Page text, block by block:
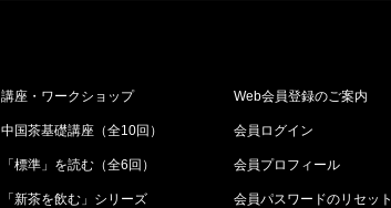
講座・ワークショップ
中国茶基礎講座（全10回）
「標準」を読む（全6回）
「新茶を飲む」シリーズ
Web会員登録のご案内
会員ログイン
会員プロフィール
会員パスワードのリセット